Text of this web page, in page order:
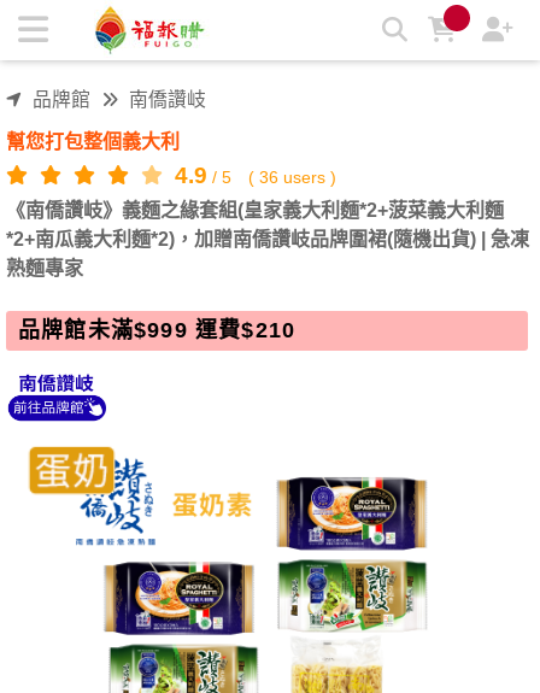
《南僑讚岐》義麵之緣套組(皇家義大利麵*2+菠菜義大利麵
*2+南瓜義大利麵*2)，加贈南僑讚岐品牌圍裙(隨機出貨) | 急凍
品牌館
南僑讚岐
幫您打包整個義大利
4.9 / 5 ( 36 users )
《南僑讚岐》義麵之緣套組(皇家義大利麵*2+菠菜義大利麵
*2+南瓜義大利麵*2)，加贈南僑讚岐品牌圍裙(隨機出貨) | 急凍
熟麵專家
品牌館未滿$999 運費$210